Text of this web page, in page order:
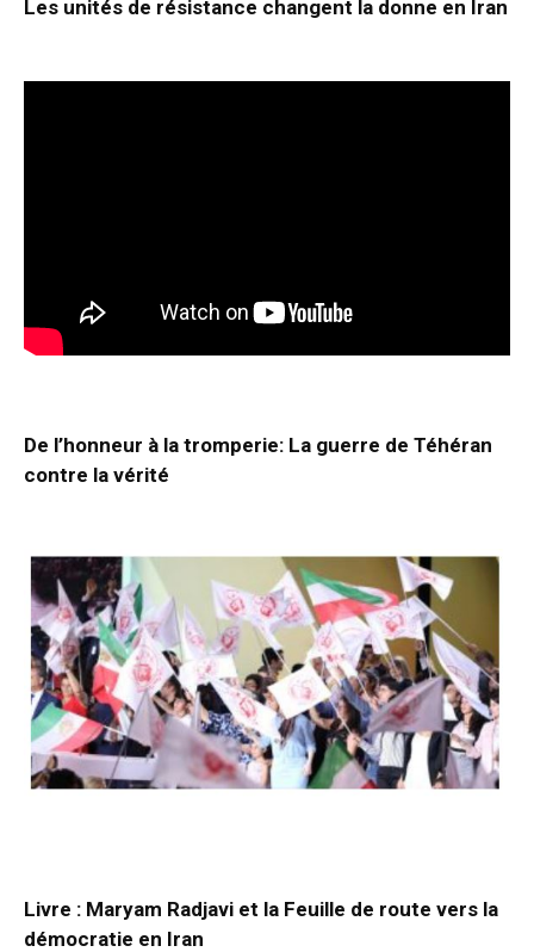
Les unités de résistance changent la donne en Iran
De l’honneur à la tromperie: La guerre de Téhéran
contre la vérité
Livre : Maryam Radjavi et la Feuille de route vers la
démocratie en Iran